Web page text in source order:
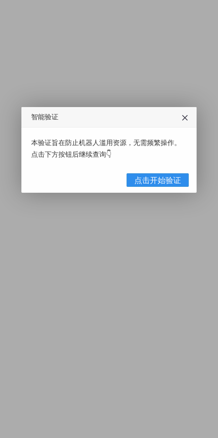
智能验证
本验证旨在防止机器人滥用资源，无需频繁操作。
点击下方按钮后继续查询👇
点击开始验证